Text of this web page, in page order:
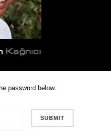
password below: